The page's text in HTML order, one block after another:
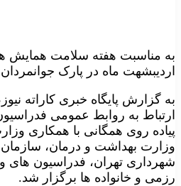
اردیبشهت ماه در پارک
به گزارش پایگاه خبری کاراته
ارتباط به روابط عمومی
پیاده روی همگانی با همکاری
وزارت بهداشت و درمان،
شهرداری تهران، فدراسیون های
رزمی و خانواده ها برگزار شد.